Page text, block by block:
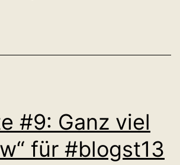
#9: Ganz viel
für #blogst13